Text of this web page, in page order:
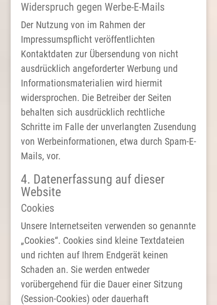
Widerspruch gegen Werbe-E-Mails
Der Nutzung von im Rahmen der
Impressumspflicht veröffentlichten
Kontaktdaten zur Übersendung von nicht
ausdrücklich angeforderter Werbung und
Informationsmaterialien wird hiermit
widersprochen. Die Betreiber der Seiten
behalten sich ausdrücklich rechtliche
Schritte im Falle der unverlangten Zusendung
von Werbeinformationen, etwa durch Spam-E-
Mails, vor.
4. Datenerfassung auf dieser
Website
Cookies
Unsere Internetseiten verwenden so genannte
„Cookies“. Cookies sind kleine Textdateien
und richten auf Ihrem Endgerät keinen
Schaden an. Sie werden entweder
vorübergehend für die Dauer einer Sitzung
(Session-Cookies) oder dauerhaft